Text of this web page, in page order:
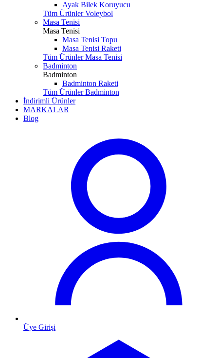
Ayak Bilek Koruyucu
Tüm Ürünler Voleybol
Masa Tenisi
Masa Tenisi
Masa Tenisi Topu
Masa Tenisi Raketi
Tüm Ürünler Masa Tenisi
Badminton
Badminton
Badminton Raketi
Tüm Ürünler Badminton
İndirimli Ürünler
MARKALAR
Blog
Üye Girişi